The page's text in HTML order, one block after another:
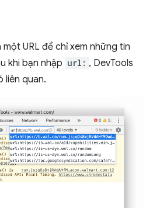
một URL để chỉ xem những tin
khi bạn nhập url: , DevTools
liên quan.